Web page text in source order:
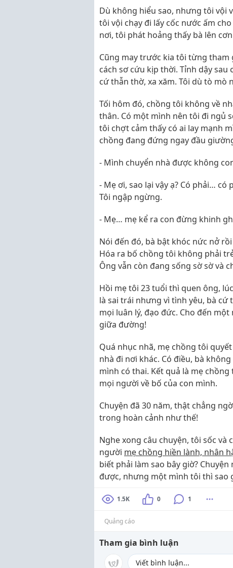
Dù không hiểu sao, nhưng tôi vội
tôi vội chạy đi lấy cốc nước ấm
nơi, tôi phát hoảng thấy bà lên
Cũng may trước kia tôi từng
cách sơ cứu kịp thời. Tỉnh dậy
cứ thẫn thờ, xa xăm. Tôi dù tò mò
Tối hôm đó, chồng tôi không về
thân. Có một mình nên tôi đi ngủ
tôi chợt cảm thấy có ai lay mạnh
chồng đang đứng ngay đầu
- Mình chuyển nhà được không
- Mẹ ơi, sao lại vậy ạ? Có phải…
Tôi ngập ngừng.
- Mẹ… mẹ kể ra con đừng khinh
Nói đến đó, bà bật khóc nức nở
Hóa ra bố chồng tôi không phải
Ông vẫn còn đang sống sờ sờ và
Hồi mẹ tôi 23 tuổi thì quen ông,
là sai trái nhưng vì tình yêu, bà
mọi luân lý, đạo đức. Cho đến
giữa đường!
Quá nhục nhã, mẹ chồng tôi
nhà đi nơi khác. Có điều, bà
mình có thai. Kết quả là mẹ
mọi người về bố của con mình.
Chuyện đã 30 năm, thật chẳng
trong hoàn cảnh như thế!
Nghe xong câu chuyện, tôi sốc và
người mẹ chồng hiền lành, nhân
biết phải làm sao bây giờ?
được, nhưng một mình tôi thì sao
1.5K 0 1
Quảng cáo
Tham gia bình luận